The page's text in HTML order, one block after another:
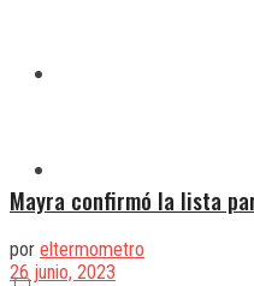
Mayra confirmó la lista
por eltermometro
26 junio, 2023